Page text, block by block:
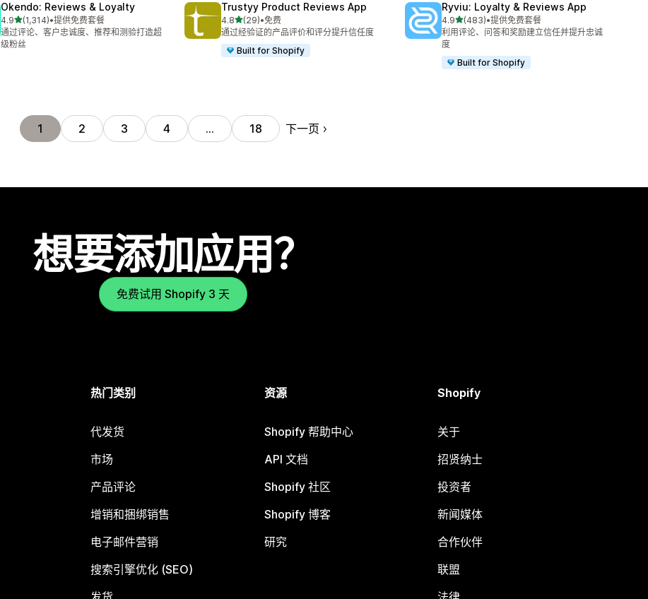
Okendo: Reviews & Loyalty
4.9星（满分 5 星）
(1,314)
总共 1314 条评论
•提供免费套餐
通过评论、客户忠诚度、推荐和测验打造超
级粉丝
Trustyy Product Reviews App
4.8星（满分 5 星）
(29)
总共 29 条评论
•免费
通过经验证的产品评价和评分提升信任度
Built for Shopify
Ryviu: Loyalty & Reviews App
4.9星（满分 5 星）
(483)
总共 483 条评论
•提供免费套餐
利用评论、问答和奖励建立信任并提升忠诚
度
Built for Shopify
1 2 3 4 … 18 下一页
想要添加应用？
免费试用 Shopify 3 天
热门类别
代发货
市场
产品评论
增销和捆绑销售
电子邮件营销
搜索引擎优化 (SEO)
资源
Shopify 帮助中心
API 文档
Shopify 社区
Shopify 博客
研究
Shopify
关于
招贤纳士
投资者
新闻媒体
合作伙伴
联盟